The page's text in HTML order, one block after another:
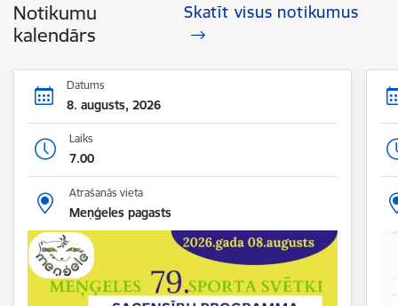
Notikumu
kalendārs
Skatīt visus notikumus
Datums
8. augusts, 2026
Laiks
7.00
Atrašanās vieta
Meņģeles pagasts